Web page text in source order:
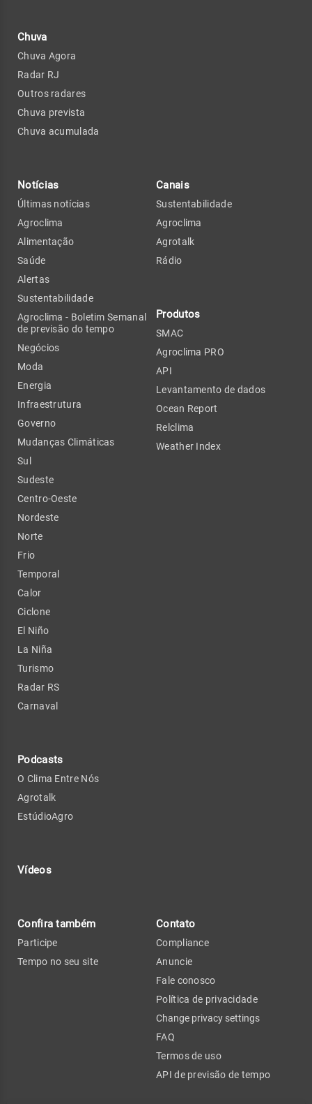
Chuva
Chuva Agora
Radar RJ
Outros radares
Chuva prevista
Chuva acumulada
Notícias
Últimas notícias
Agroclima
Alimentação
Saúde
Alertas
Sustentabilidade
Agroclima - Boletim Semanal
de previsão do tempo
Negócios
Moda
Energia
Infraestrutura
Governo
Mudanças Climáticas
Sul
Sudeste
Centro-Oeste
Nordeste
Norte
Frio
Temporal
Calor
Ciclone
El Niño
La Niña
Turismo
Radar RS
Carnaval
Podcasts
O Clima Entre Nós
Agrotalk
EstúdioAgro
Vídeos
Canais
Sustentabilidade
Agroclima
Agrotalk
Rádio
Produtos
SMAC
Agroclima PRO
API
Levantamento de dados
Ocean Report
Relclima
Weather Index
Confira também
Participe
Tempo no seu site
Contato
Compliance
Anuncie
Fale conosco
Política de privacidade
Change privacy settings
FAQ
Termos de uso
API de previsão de tempo